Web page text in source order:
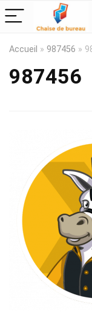
Accueil » 987456 »
987456